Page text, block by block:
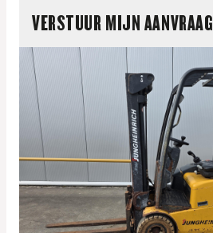
VERSTUUR MIJN AANVRAAG